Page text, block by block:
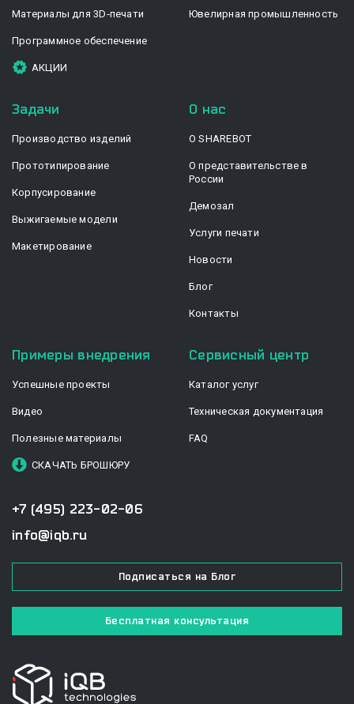
Материалы для 3D‑печати
Программное обеспечение
АКЦИИ
Ювелирная промышленность
Задачи
Производство изделий
Прототипирование
Корпусирование
Выжигаемые модели
Макетирование
О нас
О SHAREBOT
О представительстве в
России
Демозал
Услуги печати
Новости
Блог
Контакты
Примеры внедрения
Успешные проекты
Видео
Полезные материалы
СКАЧАТЬ БРОШЮРУ
Сервисный центр
Каталог услуг
Техническая документация
FAQ
+7 (495) 223-02-06
info@iqb.ru
Подписаться на Блог
Бесплатная консультация